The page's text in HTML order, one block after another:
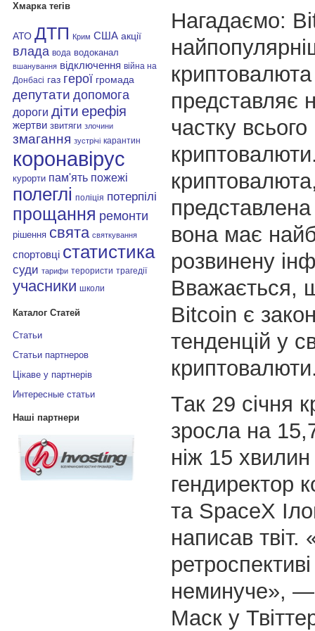
Хмарка тегів
АТО ДТП Крим США акції
влада вода водоканал
вшанування відключення війна на
Донбасі газ герої громада
депутати допомога
дороги діти ерефія
жертви звитяги злочини
змагання зустрічі карантин
коронавірус
курорти пам'ять пожежі
полеглі поліція потерпілі
прощання ремонти
рішення свята святкування
спортовці статистика
суди тарифи терористи трагедії
учасники школи
Каталог Статей
Статьи
Статьи партнеров
Цікаве у партнерів
Интересные статьи
Наші партнери
Нагадаємо:
криптовалюта
представляє
частку
вона має
розвинену
Вважається,
Bitcoin є
тенденцій у
Так 29 січня
зросла на
ніж 15 хвилин
гендиректор
та SpaceX
написав твіт.
неминуче»,
Маск у